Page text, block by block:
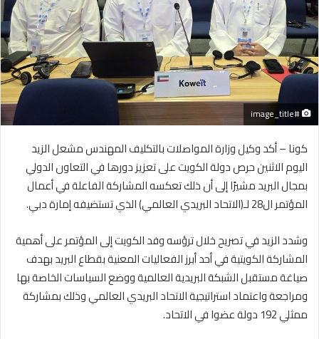
#image_title
كونا – أكد وكيل وزارة المواصلات بالتكليف المهندس مشعل الزيد
اليوم الاثنين حرص دولة الكويت على تعزيز دورها في التعاون الدولي
بمجال البريد مشيرًا إلى أن ذلك تعكسه المشاركة الفاعلة في أعمال
المؤتمر ال28 لـ(الاتحاد البريدي العالمي) الذي تستضيفه إمارة دبي.
وشدد الزيد في تصريح خلال ترؤسه وفد الكويت إلى المؤتمر على أهمية
المشاركة الكويتية في أحد أبرز الفعاليات المعنية بقطاع البريد بهدف
صياغة مستقبل الشبكة البريدية العالمية ووضع السياسات الخاصة بها
ومراجعة واعتماد استراتيجية الاتحاد البريدي العالمي وذلك بمشاركة
ممثلي 192 دولة عضوا في الاتحاد.